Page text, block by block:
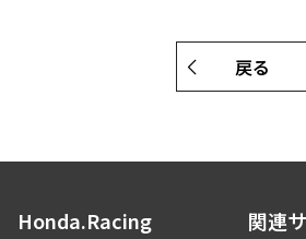
戻る
Honda.Racing 関連